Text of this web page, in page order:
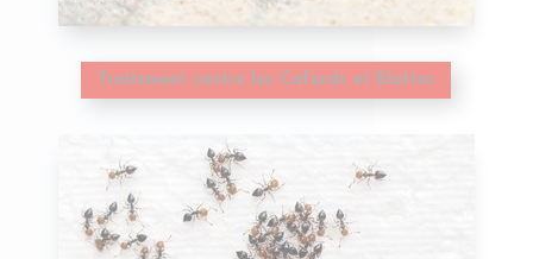
Traitement contre les Cafards et Blattes